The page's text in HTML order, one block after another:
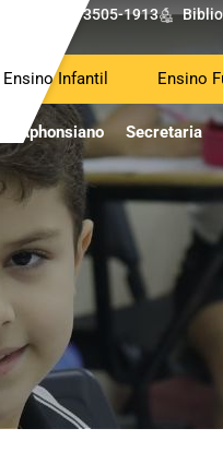
(62) 3505-1913
Ensino Infantil Ensino
O Aphonsiano Secretaria